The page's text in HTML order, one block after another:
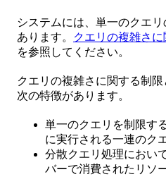
システムには、単一のクエ
あります。
クエリの複雑さ
を参照してください。
クエリの複雑さに関する制
次の特徴があります。
単一のクエリを制限す
に実行される一連のク
分散クエリ処理におい
バーで消費されたリソ